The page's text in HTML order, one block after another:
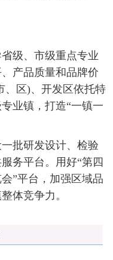
级、市级重点专业
产品质量和品牌价
、区)、开发区依托特
业镇，打造“一镇一
批研发设计、检验
务平台。用好“第四
”平台，加强区域品
体竞争力。